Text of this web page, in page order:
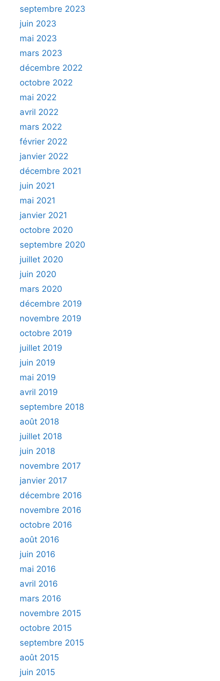
septembre 2023
juin 2023
mai 2023
mars 2023
décembre 2022
octobre 2022
mai 2022
avril 2022
mars 2022
février 2022
janvier 2022
décembre 2021
juin 2021
mai 2021
janvier 2021
octobre 2020
septembre 2020
juillet 2020
juin 2020
mars 2020
décembre 2019
novembre 2019
octobre 2019
juillet 2019
juin 2019
mai 2019
avril 2019
septembre 2018
août 2018
juillet 2018
juin 2018
novembre 2017
janvier 2017
décembre 2016
novembre 2016
octobre 2016
août 2016
juin 2016
mai 2016
avril 2016
mars 2016
novembre 2015
octobre 2015
septembre 2015
août 2015
juin 2015